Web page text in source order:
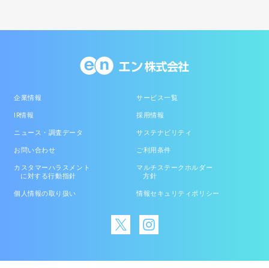
企業情報 サービス一覧
IR情報 採用情報
ニュース・調査データ サステナビリティ
お問い合わせ ご利用条件
カスタマーハラスメント
に対する行動指針
マルチステークホルダー
方針
個人情報の取り扱い 情報セキュリティポリシー